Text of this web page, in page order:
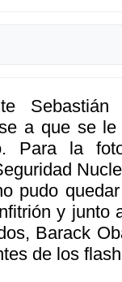
Sebastián
a que se
Para la
pudo
y junto
Barack
de los